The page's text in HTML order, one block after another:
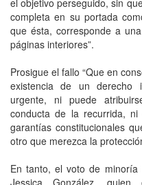
completa en su portada
que ésta, corresponde a
páginas interiores”.
Prosigue el fallo “Que en
existencia de un derecho
urgente, ni puede
conducta de la recurrida,
garantías constitucionales
otro que merezca la
En tanto, el voto de minoría
Jessica González,